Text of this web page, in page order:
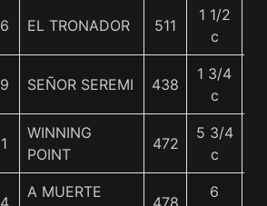
6 EL TRONADOR 511
1 1/2
c
9 SEÑOR SEREMI 438
1 3/4
c
1
WINNING
POINT
472
5 3/4
c
4
A MUERTE
478
6